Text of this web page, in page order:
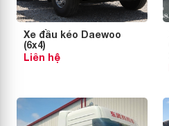
Xe đầu kéo Daewoo
(6x4)
Liên hệ